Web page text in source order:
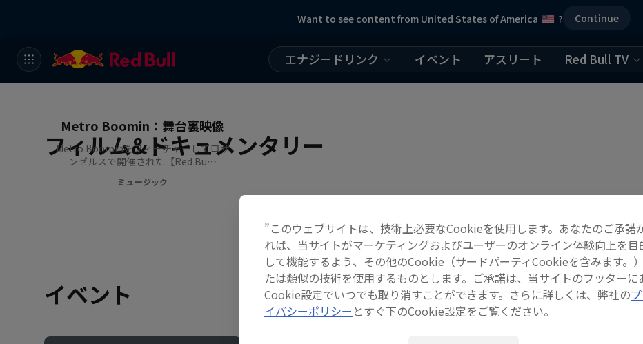
Want to see content from United States of America ? Continue
エナジードリンク イベント アスリート Red Bull TV
フィルム&ドキュメンタリー
Metro Boomin：舞台裏映像
Metro Boominをフィーチャーしてロサ
ンゼルスで開催された【Red Bu…
ミュージック
イベント
”このウェブサイトは、技術上必要なCookieを使用します。あなたのご承諾
れば、当サイトがマーケティングおよびユーザーのオンライン体験向上を目
して機能するよう、その他のCookie（サードパーティCookieを含みます。
たは類似の技術を使用するものとします。ご承諾は、当サイトのフッターに
Cookie設定でいつでも取り消すことができます。さらに詳しくは、弊社の
イバシーポリシー とすぐ下のCookie設定をご覧ください。